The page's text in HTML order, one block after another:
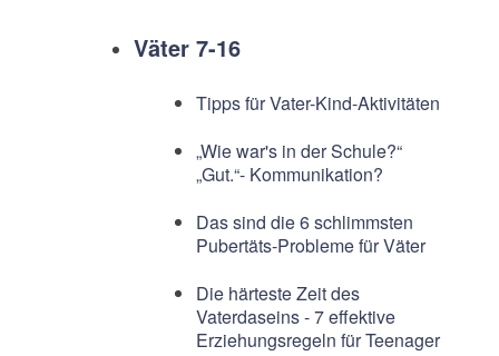
Väter 7-16
Tipps für Vater-Kind-Aktivitäten
„Wie war's in der Schule?“
„Gut.“- Kommunikation?
Das sind die 6 schlimmsten
Pubertäts-Probleme für Väter
Die härteste Zeit des
Vaterdaseins - 7 effektive
Erziehungsregeln für Teenager